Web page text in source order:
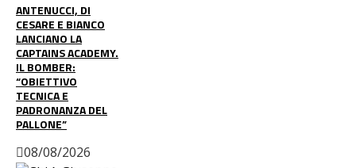
ANTENUCCI, DI
CESARE E BIANCO
LANCIANO LA
CAPTAINS ACADEMY.
IL BOMBER:
“OBIETTIVO
TECNICA E
PADRONANZA DEL
PALLONE”
08/08/2026